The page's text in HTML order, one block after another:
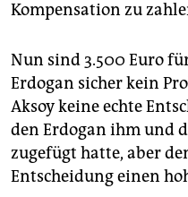
Kompensation zu
Nun sind 3.500 Euro
Erdogan sicher kein
Aksoy keine echte
den Erdogan ihm und
zugefügt hatte, aber
Entscheidung einen